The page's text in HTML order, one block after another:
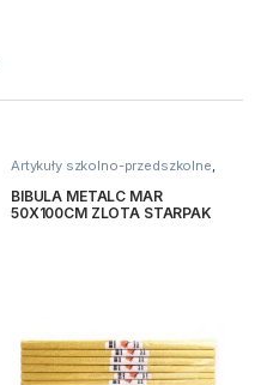
Artykuły szkolno-przedszkolne,
plastyczne
BIBULA METALC MAR
50X100CM ZLOTA STARPAK